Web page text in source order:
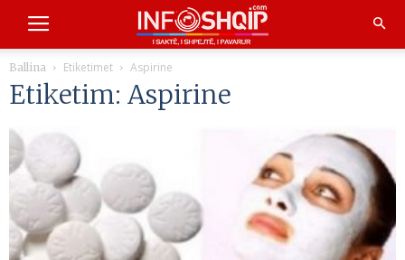
Ballina Etiketimet Aspirine
Etiketim: Aspirine